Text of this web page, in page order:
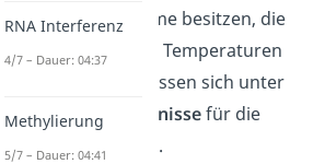
beispielsweise Enzyme besitzen, die
sehr hohe oder tiefe Temperaturen
aushalten. Daraus lassen sich unter
UmständenErkenntnissefür die
Wissenschaft ziehen.
RNA Interferenz
4/7 – Dauer: 04:37
Methylierung
5/7 – Dauer: 04:41